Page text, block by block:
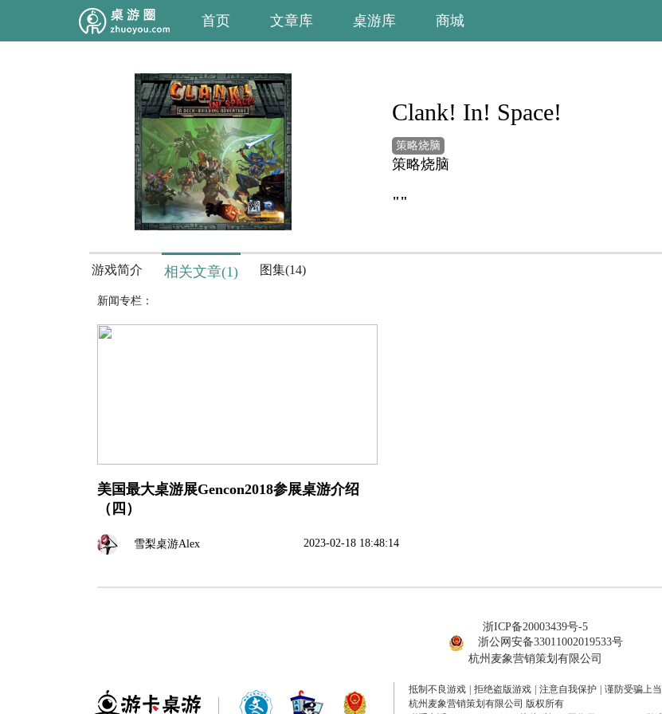
首页 文章库 桌游库 商城
Clank! In! Space!
策略烧脑
策略烧脑
""
游戏简介 相关文章(1) 图集(14)
新闻专栏：
美国最大桌游展Gencon2018参展桌游介绍
（四）
雪梨桌游Alex 2023-02-18 18:48:14
浙ICP备20003439号-5
浙公网安备33011002019533号
杭州麦象营销策划有限公司
抵制不良游戏 拒绝盗版游戏 注意自我保护 谨防受骗上当
杭州麦象营销策划有限公司 版权所有